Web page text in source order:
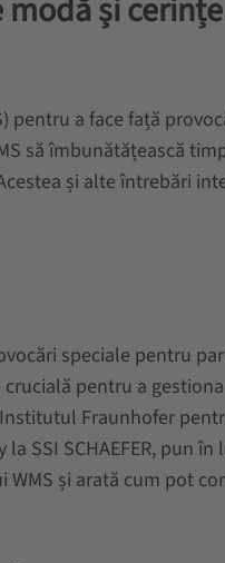
și
pentru a face față
să îmbunătățească
și alte întrebări
speciale pentru
pentru a
Fraunhofer
SSI SCHAEFER, pun
și arată cum pot